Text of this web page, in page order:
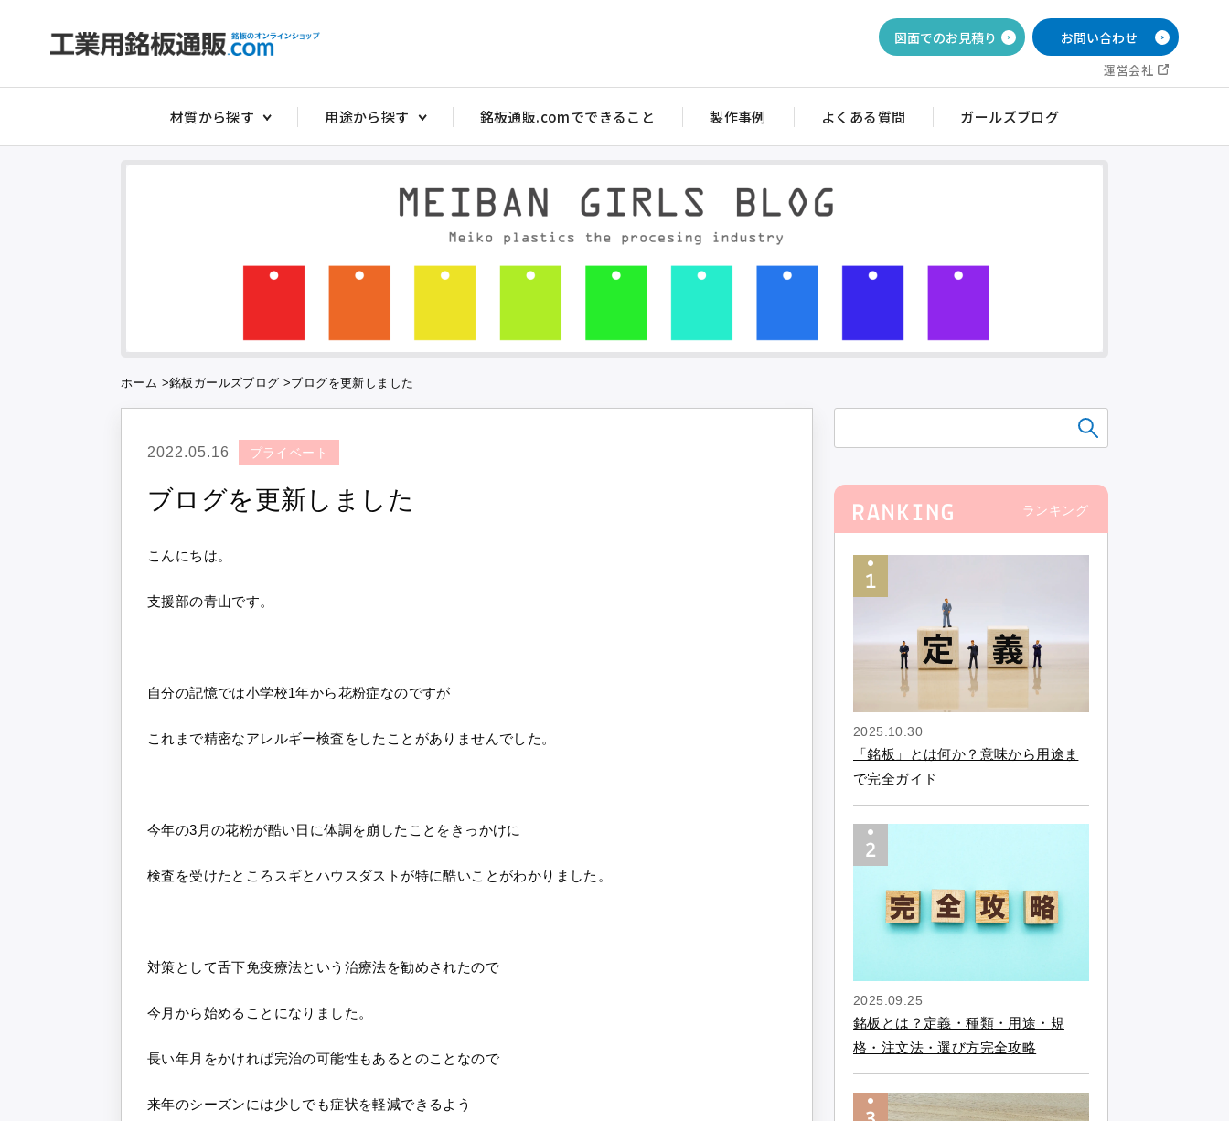
図面でのお見積り お問い合わせ
運営会社
材質から探す
非常停止銘板
アクリルスイッチ銘板
アクリルダルマ銘板 PW型
アクリル注意銘板
アクリル部品目盛彫刻
アクリルダルマ（メガネ）銘板 PW型
アクリル注意銘板
アクリルスイッチ銘板
アクリルバルブ銘板
用途から探す 銘板通販.comでできること 製作事例 よくある質問 ガールズブログ
ランキング
2025.10.30
「銘板」とは何か？意味から用途ま
で完全ガイド
2025.09.25
銘板とは？定義・種類・用途・規
格・注文法・選び方完全攻略
ホーム >銘板ガールズブログ >ブログを更新しました
2022.05.16 プライベート
ブログを更新しました
こんにちは。
支援部の青山です。
自分の記憶では小学校1年から花粉症なのですが
これまで精密なアレルギー検査をしたことがありませんでした。
今年の3月の花粉が酷い日に体調を崩したことをきっかけに
検査を受けたところスギとハウスダストが特に酷いことがわかりました。
対策として舌下免疫療法という治療法を勧めされたので
今月から始めることになりました。
長い年月をかければ完治の可能性もあるとのことなので
来年のシーズンには少しでも症状を軽減できるよう